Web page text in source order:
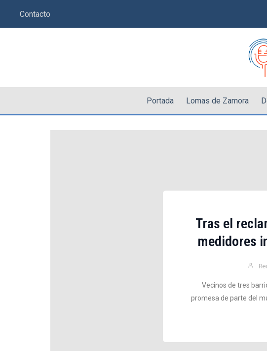
Contacto
Portada Lomas de Zamora
Tras el
medidores
Vecinos de tres
promesa de parte del